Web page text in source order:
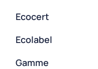
Ecocert
Ecolabel
Gamme